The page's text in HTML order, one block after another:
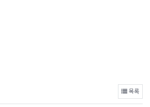
목록